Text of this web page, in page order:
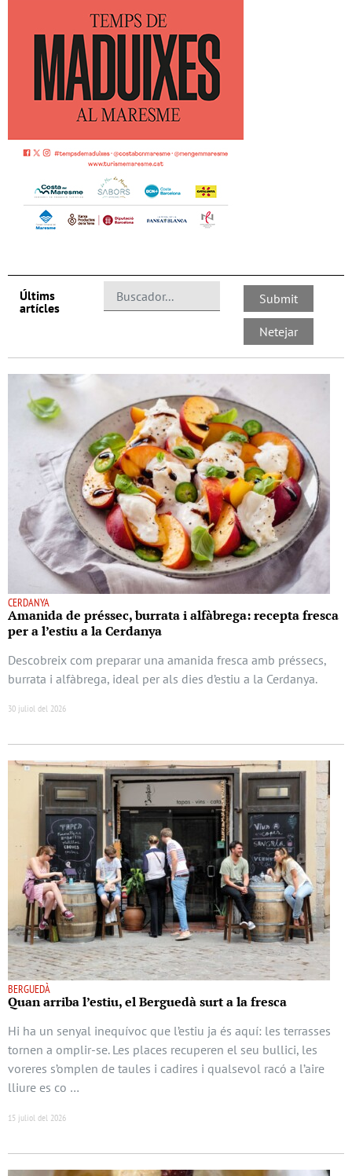
Últims
artícles
CERDANYA
Amanida de préssec, burrata i alfàbrega: recepta fresca
per a l’estiu a la Cerdanya
Descobreix com preparar una amanida fresca amb préssecs,
burrata i alfàbrega, ideal per als dies d’estiu a la Cerdanya.
30 juliol del 2026
BERGUEDÀ
Quan arriba l’estiu, el Berguedà surt a la fresca
Hi ha un senyal inequívoc que l’estiu ja és aquí: les terrasses
tornen a omplir-se. Les places recuperen el seu bullici, les
voreres s’omplen de taules i cadires i qualsevol racó a l’aire
lliure es co …
15 juliol del 2026